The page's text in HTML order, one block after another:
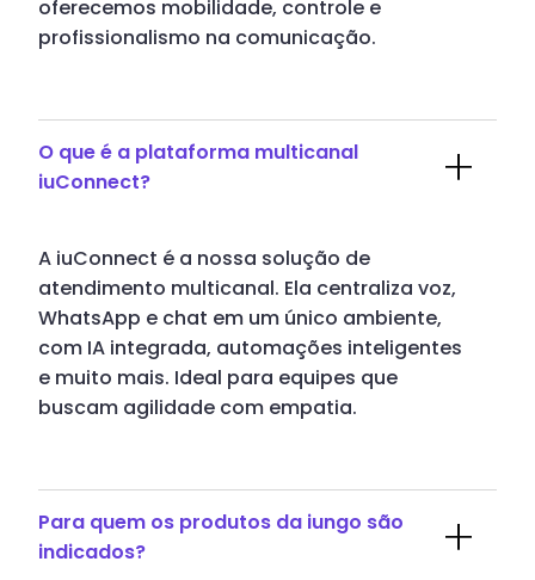
oferecemos mobilidade, controle e
profissionalismo na comunicação.
O que é a plataforma multicanal
iuConnect?
A iuConnect é a nossa solução de
atendimento multicanal. Ela centraliza voz,
WhatsApp e chat em um único ambiente,
com IA integrada, automações inteligentes
e muito mais. Ideal para equipes que
buscam agilidade com empatia.
Para quem os produtos da iungo são
indicados?